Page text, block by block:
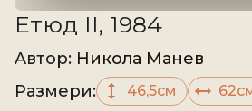
Етюд II, 1984
Aвтор: Никола Манев
Размери: 46,5см